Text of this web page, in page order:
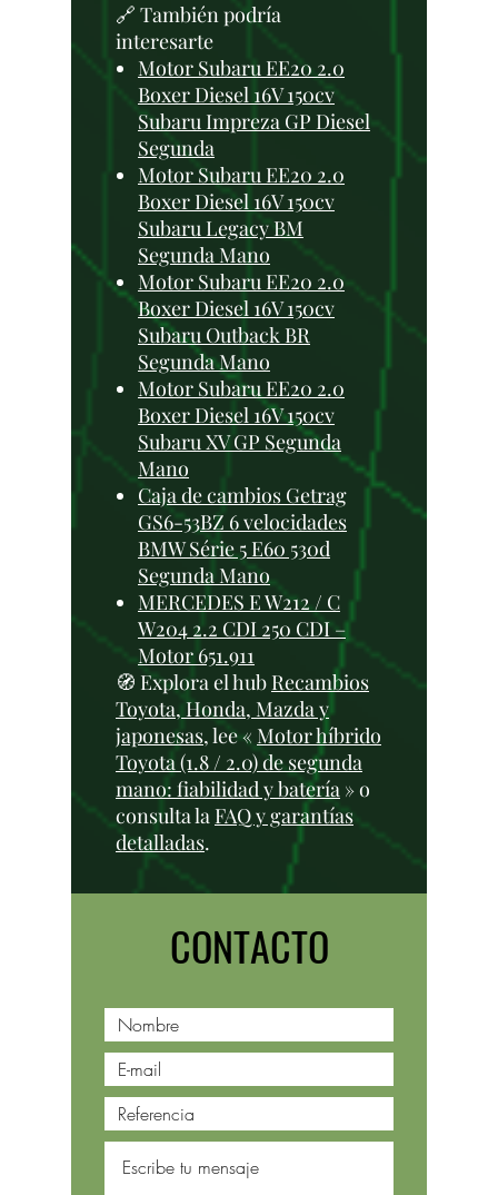
🔗 También podría
interesarte
Motor Subaru EE20 2.0
Boxer Diesel 16V 150cv
Subaru Impreza GP Diesel
Segunda
Motor Subaru EE20 2.0
Boxer Diesel 16V 150cv
Subaru Legacy BM
Segunda Mano
Motor Subaru EE20 2.0
Boxer Diesel 16V 150cv
Subaru Outback BR
Segunda Mano
Motor Subaru EE20 2.0
Boxer Diesel 16V 150cv
Subaru XV GP Segunda
Mano
Caja de cambios Getrag
GS6-53BZ 6 velocidades
BMW Série 5 E60 530d
Segunda Mano
MERCEDES E W212 / C
W204 2.2 CDI 250 CDI –
Motor 651.911
🧭 Explora el hub Recambios
Toyota, Honda, Mazda y
japonesas, lee « Motor híbrido
Toyota (1.8 / 2.0) de segunda
mano: fiabilidad y batería » o
consulta la FAQ y garantías
detalladas.
CONTACTO